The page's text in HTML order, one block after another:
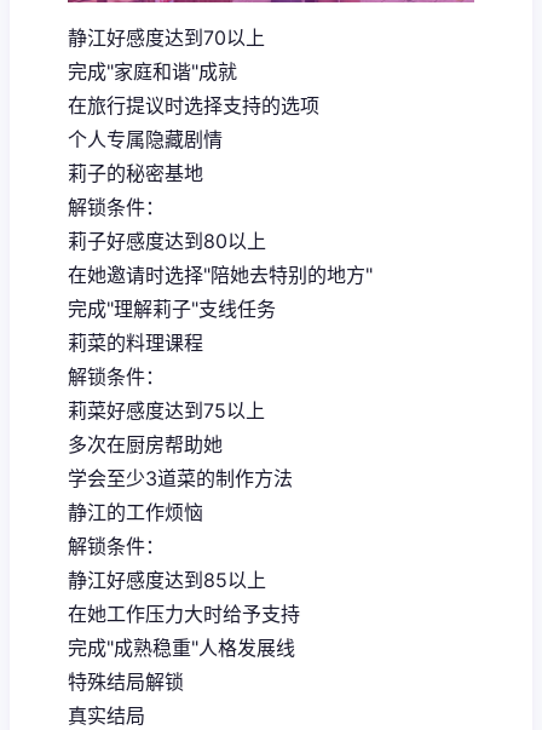
静江好感度达到70以上
完成"家庭和谐"成就
在旅行提议时选择支持的选项
个人专属隐藏剧情
莉子的秘密基地
解锁条件：
莉子好感度达到80以上
在她邀请时选择"陪她去特别的地方"
完成"理解莉子"支线任务
莉菜的料理课程
解锁条件：
莉菜好感度达到75以上
多次在厨房帮助她
学会至少3道菜的制作方法
静江的工作烦恼
解锁条件：
静江好感度达到85以上
在她工作压力大时给予支持
完成"成熟稳重"人格发展线
特殊结局解锁
真实结局